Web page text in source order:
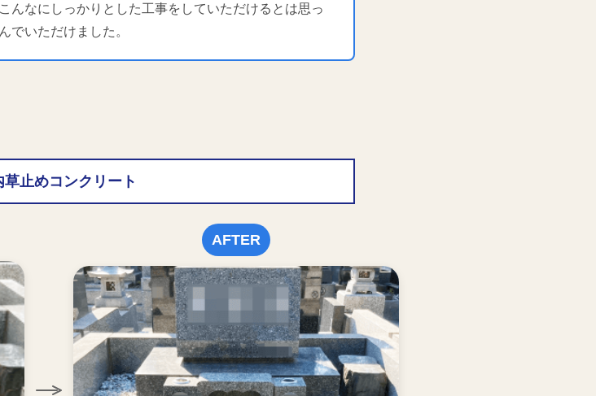
んなにしっかりとした工事をしていただけるとは思っ
でいただけました。
草止めコンクリート
AFTER